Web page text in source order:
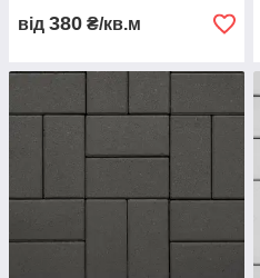
від 380 ₴/кв.м